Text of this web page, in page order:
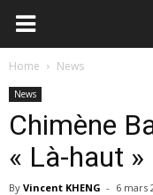
Home News
News
Chimène
« Là-haut »
By Vincent KHENG - 6 mars